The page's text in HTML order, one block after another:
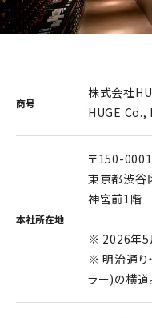
商号
株式会社
HUGE Co.,
本社所在地
〒150-0001
東京都渋谷
神宮前1階
※ 2026年5
※ 明治通り
ラー)の横道